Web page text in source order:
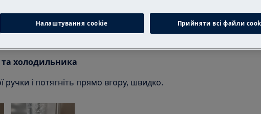
та закрите взуття.
або непрофесійний ремонт можуть
належним чином
холодильника
і потягніть прямо вгору, швидко.
Налаштування cookie Прийняти всі файли